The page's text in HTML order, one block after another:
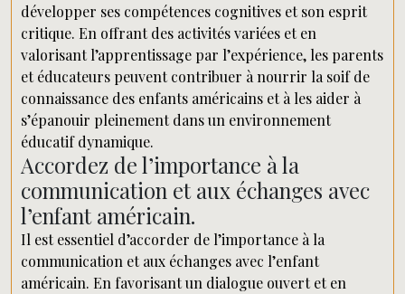
développer ses compétences cognitives et son esprit
critique. En offrant des activités variées et en
valorisant l’apprentissage par l’expérience, les parents
et éducateurs peuvent contribuer à nourrir la soif de
connaissance des enfants américains et à les aider à
s’épanouir pleinement dans un environnement
éducatif dynamique.
Accordez de l’importance à la
communication et aux échanges avec
l’enfant américain.
Il est essentiel d’accorder de l’importance à la
communication et aux échanges avec l’enfant
américain. En favorisant un dialogue ouvert et en